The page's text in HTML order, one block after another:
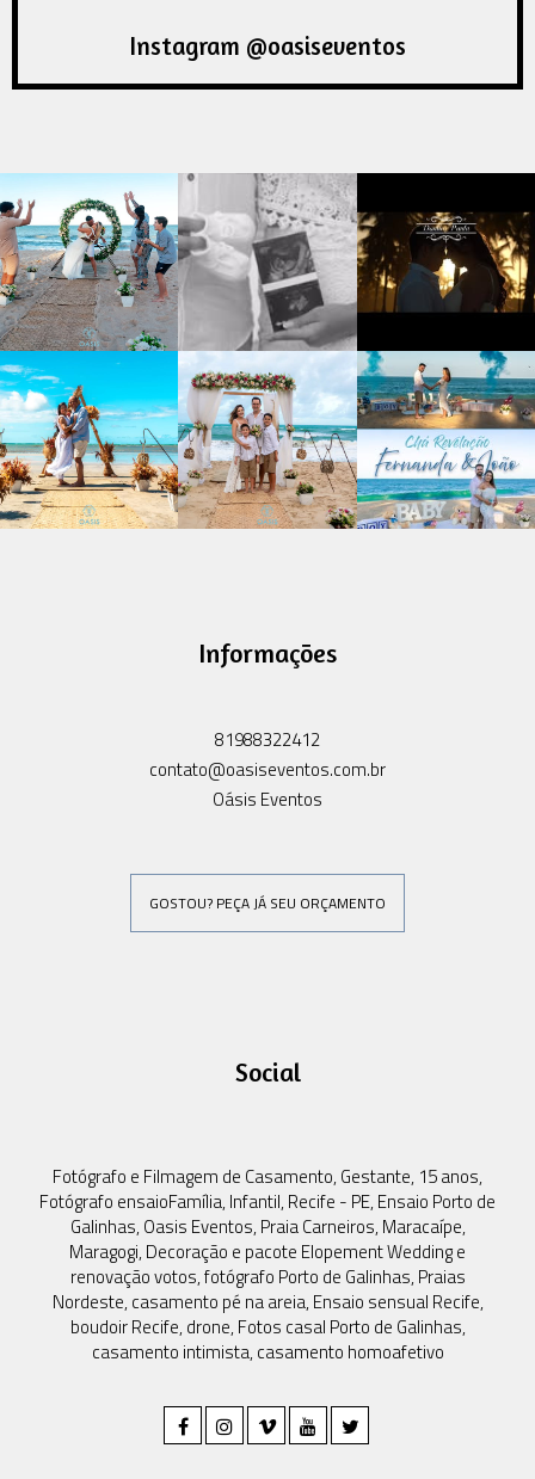
Instagram @oasiseventos
Informações
81988322412
contato@oasiseventos.com.br
Oásis Eventos
GOSTOU? PEÇA JÁ SEU ORÇAMENTO
Social
Fotógrafo e Filmagem de Casamento, Gestante, 15 anos,
Fotógrafo ensaioFamília, Infantil, Recife - PE, Ensaio Porto de
Galinhas, Oasis Eventos, Praia Carneiros, Maracaípe,
Maragogi, Decoração e pacote Elopement Wedding e
renovação votos, fotógrafo Porto de Galinhas, Praias
Nordeste, casamento pé na areia, Ensaio sensual Recife,
boudoir Recife, drone, Fotos casal Porto de Galinhas,
casamento intimista, casamento homoafetivo